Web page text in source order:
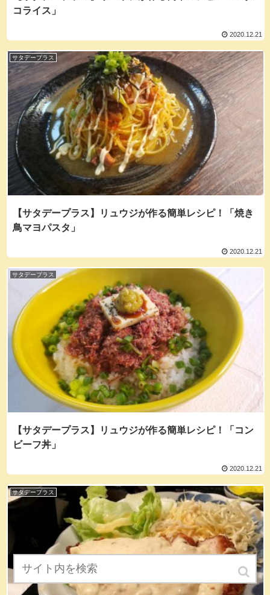
コライス」
2020.12.21
サタデープラス
【サタデープラス】リュウジが作る簡単レシピ！「焼き
鳥マヨパスタ」
2020.12.21
サタデープラス
【サタデープラス】リュウジが作る簡単レシピ！「コン
ビーフ丼」
2020.12.21
サタデープラス